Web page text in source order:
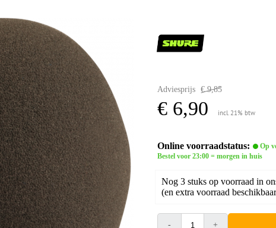
Adviesprijs € 9,85
€ 6,90 incl. 21% btw
Online voorraadstatus:
Op
Bestel voor 23:00 = morgen in huis
Nog 3 stuks op voorraad in
(en extra voorraad
- +